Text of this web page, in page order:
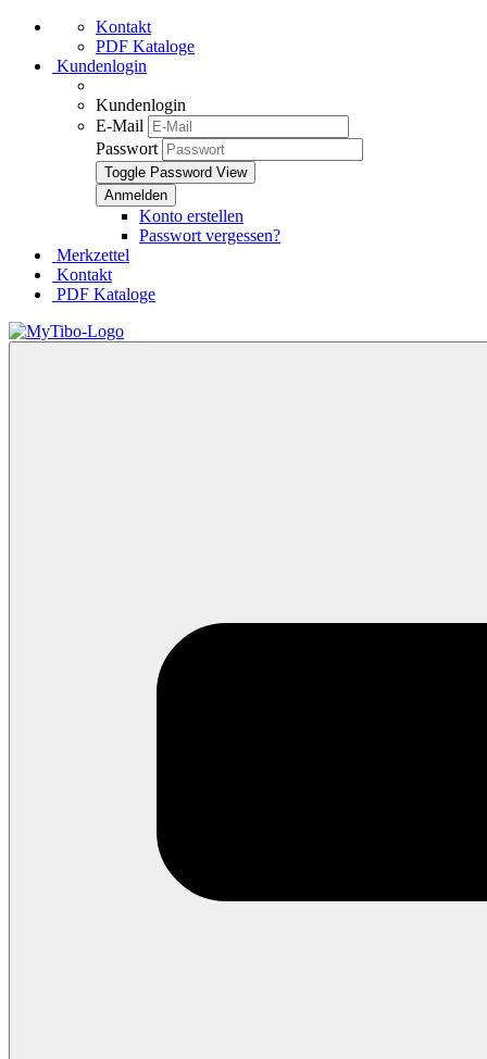
Kontakt
PDF Kataloge
Kundenlogin
Kundenlogin
E-Mail
Passwort
Toggle Password View
Konto erstellen
Passwort vergessen?
Merkzettel
Kontakt
PDF Kataloge